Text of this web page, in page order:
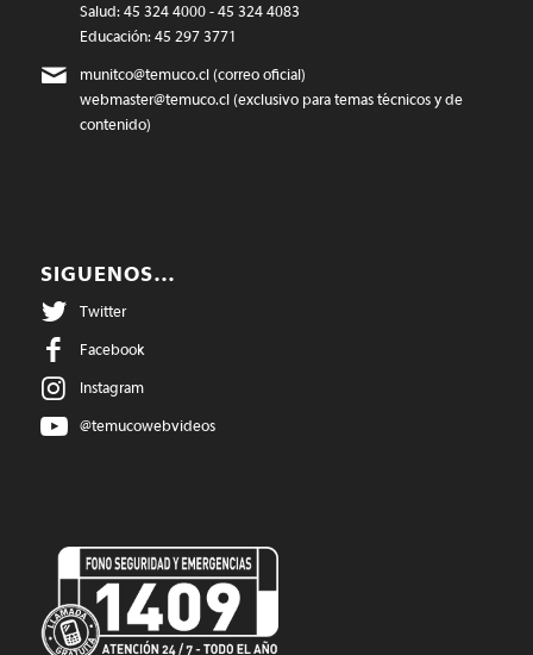
Salud: 45 324 4000 - 45 324 4083
Educación: 45 297 3771
munitco@temuco.cl(correo oficial)
webmaster@temuco.cl(exclusivo para temas técnicos y de
contenido)
SIGUENOS…
Twitter
Facebook
Instagram
@temucowebvideos